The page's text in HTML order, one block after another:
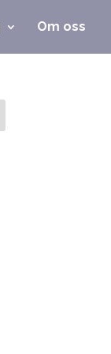
Om oss